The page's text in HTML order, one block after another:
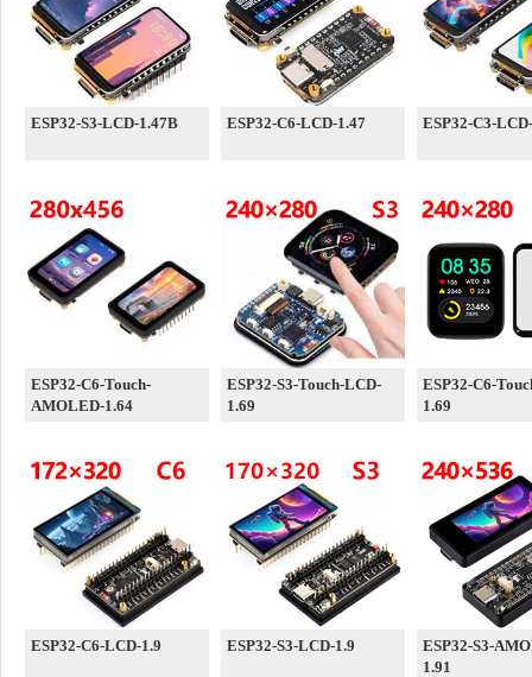
ESP32-S3-LCD-1.47B ESP32-C6-LCD-1.47 ESP32-C3-
ESP32-C6-Touch-
AMOLED-1.64
ESP32-S3-Touch-LCD-
1.69
ESP32-C6-
1.69
ESP32-C6-LCD-1.9 ESP32-S3-LCD-1.9
ESP32-S3-
1.91